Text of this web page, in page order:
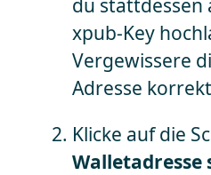
du stattdessen
xpub-Key
Vergewissere
Adresse
Klicke auf die
Walletadresse